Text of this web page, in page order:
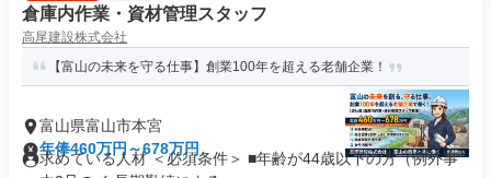
倉庫内作業・資材管理スタッフ
高尾建設株式会社
【富山の未来を守る仕事】創業100年を超える老舗企業！
富山県富山市本宮
年俸460万円～678万円
求めている人材 ＜必須条件＞ ■年齢が44歳以下の方（例外事